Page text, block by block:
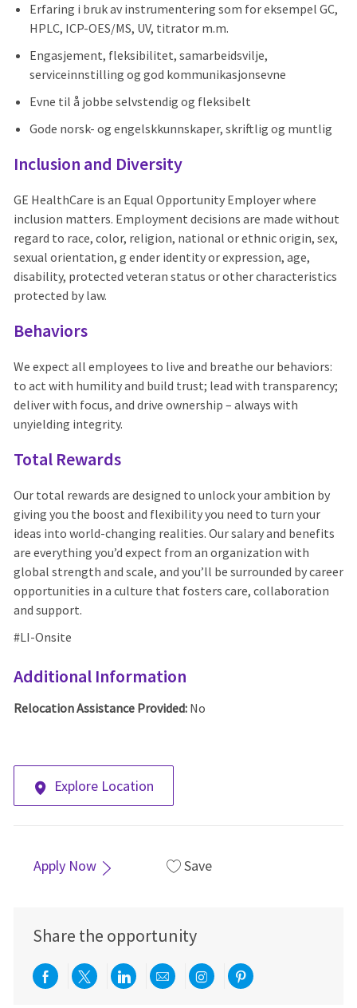
Erfaring i bruk av instrumentering som for eksempel GC,
HPLC, ICP-OES/MS, UV, titrator m.m.
Engasjement, fleksibilitet, samarbeidsvilje,
serviceinnstilling og god kommunikasjonsevne
Evne til å jobbe selvstendig og fleksibelt
Gode norsk- og engelskkunnskaper, skriftlig og muntlig
Inclusion and Diversity
GE HealthCare is an Equal Opportunity Employer where
inclusion matters. Employment decisions are made without
regard to race, color, religion, national or ethnic origin, sex,
sexual orientation, g ender identity or expression, age,
disability, protected veteran status or other characteristics
protected by law.
Behaviors
We expect all employees to live and breathe our behaviors:
to act with humility and build trust; lead with transparency;
deliver with focus, and drive ownership – always with
unyielding integrity.
Total Rewards
Our total rewards are designed to unlock your ambition by
giving you the boost and flexibility you need to turn your
ideas into world-changing realities. Our salary and benefits
are everything you’d expect from an organization with
global strength and scale, and you’ll be surrounded by career
opportunities in a culture that fosters care, collaboration
and support.
#LI-Onsite
Additional Information
Relocation Assistance Provided: No
Explore Location
Apply Now Save
Share the opportunity
Share via Facebook
Share via twitter
Share via LinkedIn
Share via email
Share viaShare via